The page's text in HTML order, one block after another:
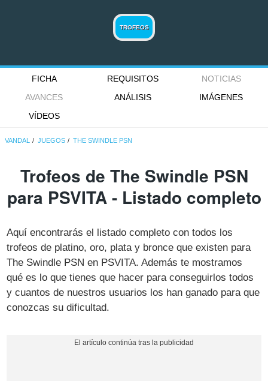
TROFEOS
FICHA REQUISITOS
NOTICIAS
AVANCES
ANÁLISIS
IMÁGENES
VÍDEOS
VANDAL JUEGOS THE SWINDLE PSN
Trofeos de The Swindle PSN
para PSVITA - Listado completo
Aquí encontrarás el listado completo con todos los
trofeos de platino, oro, plata y bronce que existen para
The Swindle PSN en PSVITA. Además te mostramos
qué es lo que tienes que hacer para conseguirlos todos
y cuantos de nuestros usuarios los han ganado para que
conozcas su dificultad.